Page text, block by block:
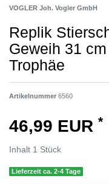
VOGLER Joh. Vogler GmbH
Replik
Geweih 31
Trophäe
Artikelnummer 6560
46,99 EUR *
Inhalt 1 Stück
Lieferzeit ca. 2-4 Tage